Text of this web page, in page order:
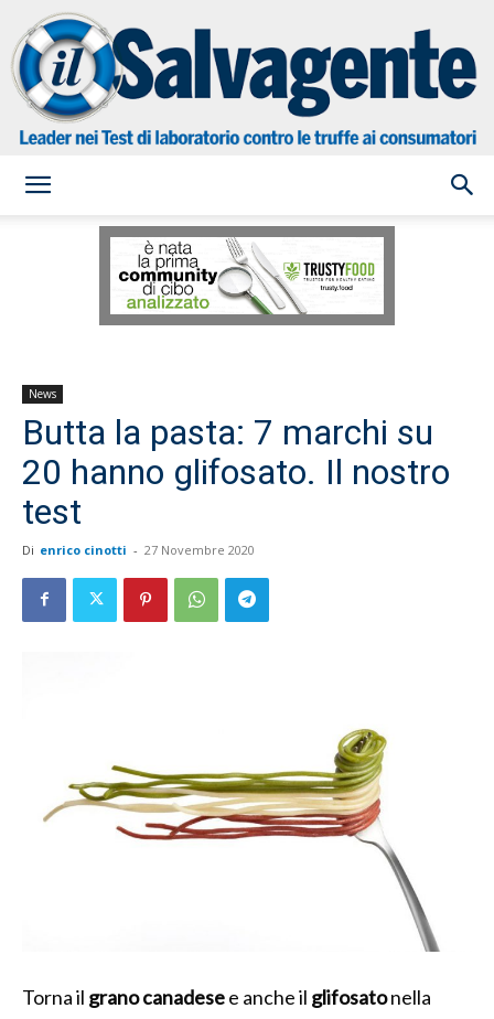
Salvagente
News
Butta la pasta: 7 marchi su
20 hanno glifosato. Il nostro
test
Di enrico cinotti - 27 Novembre 2020
Torna il granocanadesee anche il glifosatonella